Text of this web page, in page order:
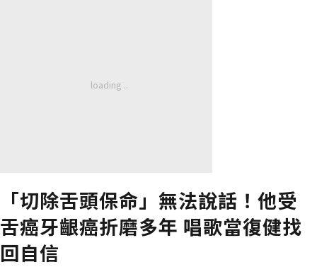
「切除舌頭保命」無法說話！他受
舌癌牙齦癌折磨多年 唱歌當復健找
回自信